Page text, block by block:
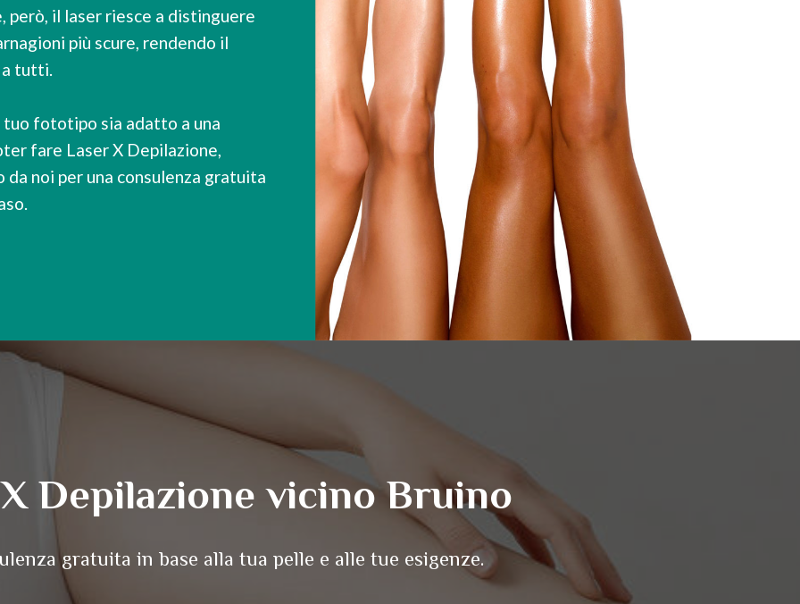
però, il laser riesce a distinguere
più scure, rendendo il
tutti.
fototipo sia adatto a una
fare Laser X Depilazione,
noi per una consulenza gratuita
Depilazione vicino Bruino
gratuita in base alla tua pelle e alle tue esigenze.